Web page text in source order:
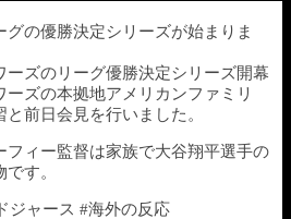
の優勝決定シリーズが始まりま
ーズのリーグ優勝決定シリーズ開幕
ズの本拠地アメリカンファミリ
前日会見を行いました。
フィー監督は家族で大谷翔平選手の
す。
ジャース #海外の反応